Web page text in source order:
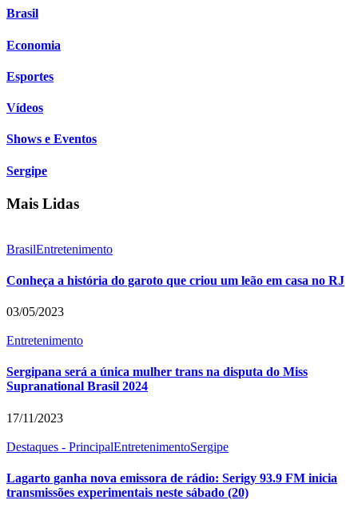
Brasil
Economia
Esportes
Vídeos
Shows e Eventos
Sergipe
Mais Lidas
BrasilEntretenimento
Conheça a história do garoto que criou um leão em casa no RJ
03/05/2023
Entretenimento
Sergipana será a única mulher trans na disputa do Miss
Supranational Brasil 2024
17/11/2023
Destaques - PrincipalEntretenimentoSergipe
Lagarto ganha nova emissora de rádio: Serigy 93.9 FM inicia
transmissões experimentais neste sábado (20)